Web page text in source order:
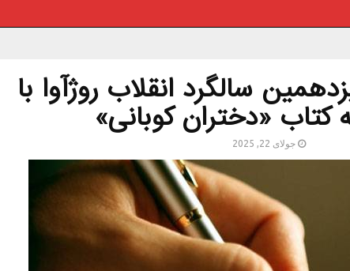
سالگرد انقلاب روژآوا با
کتاب «دختران کوبانی»
جولای 22, 2025